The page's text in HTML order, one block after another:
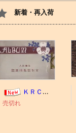
新着・再入荷
ＫＲＣ ＡＬＢＵＭ（京都競馬場写真帖）
売切れ